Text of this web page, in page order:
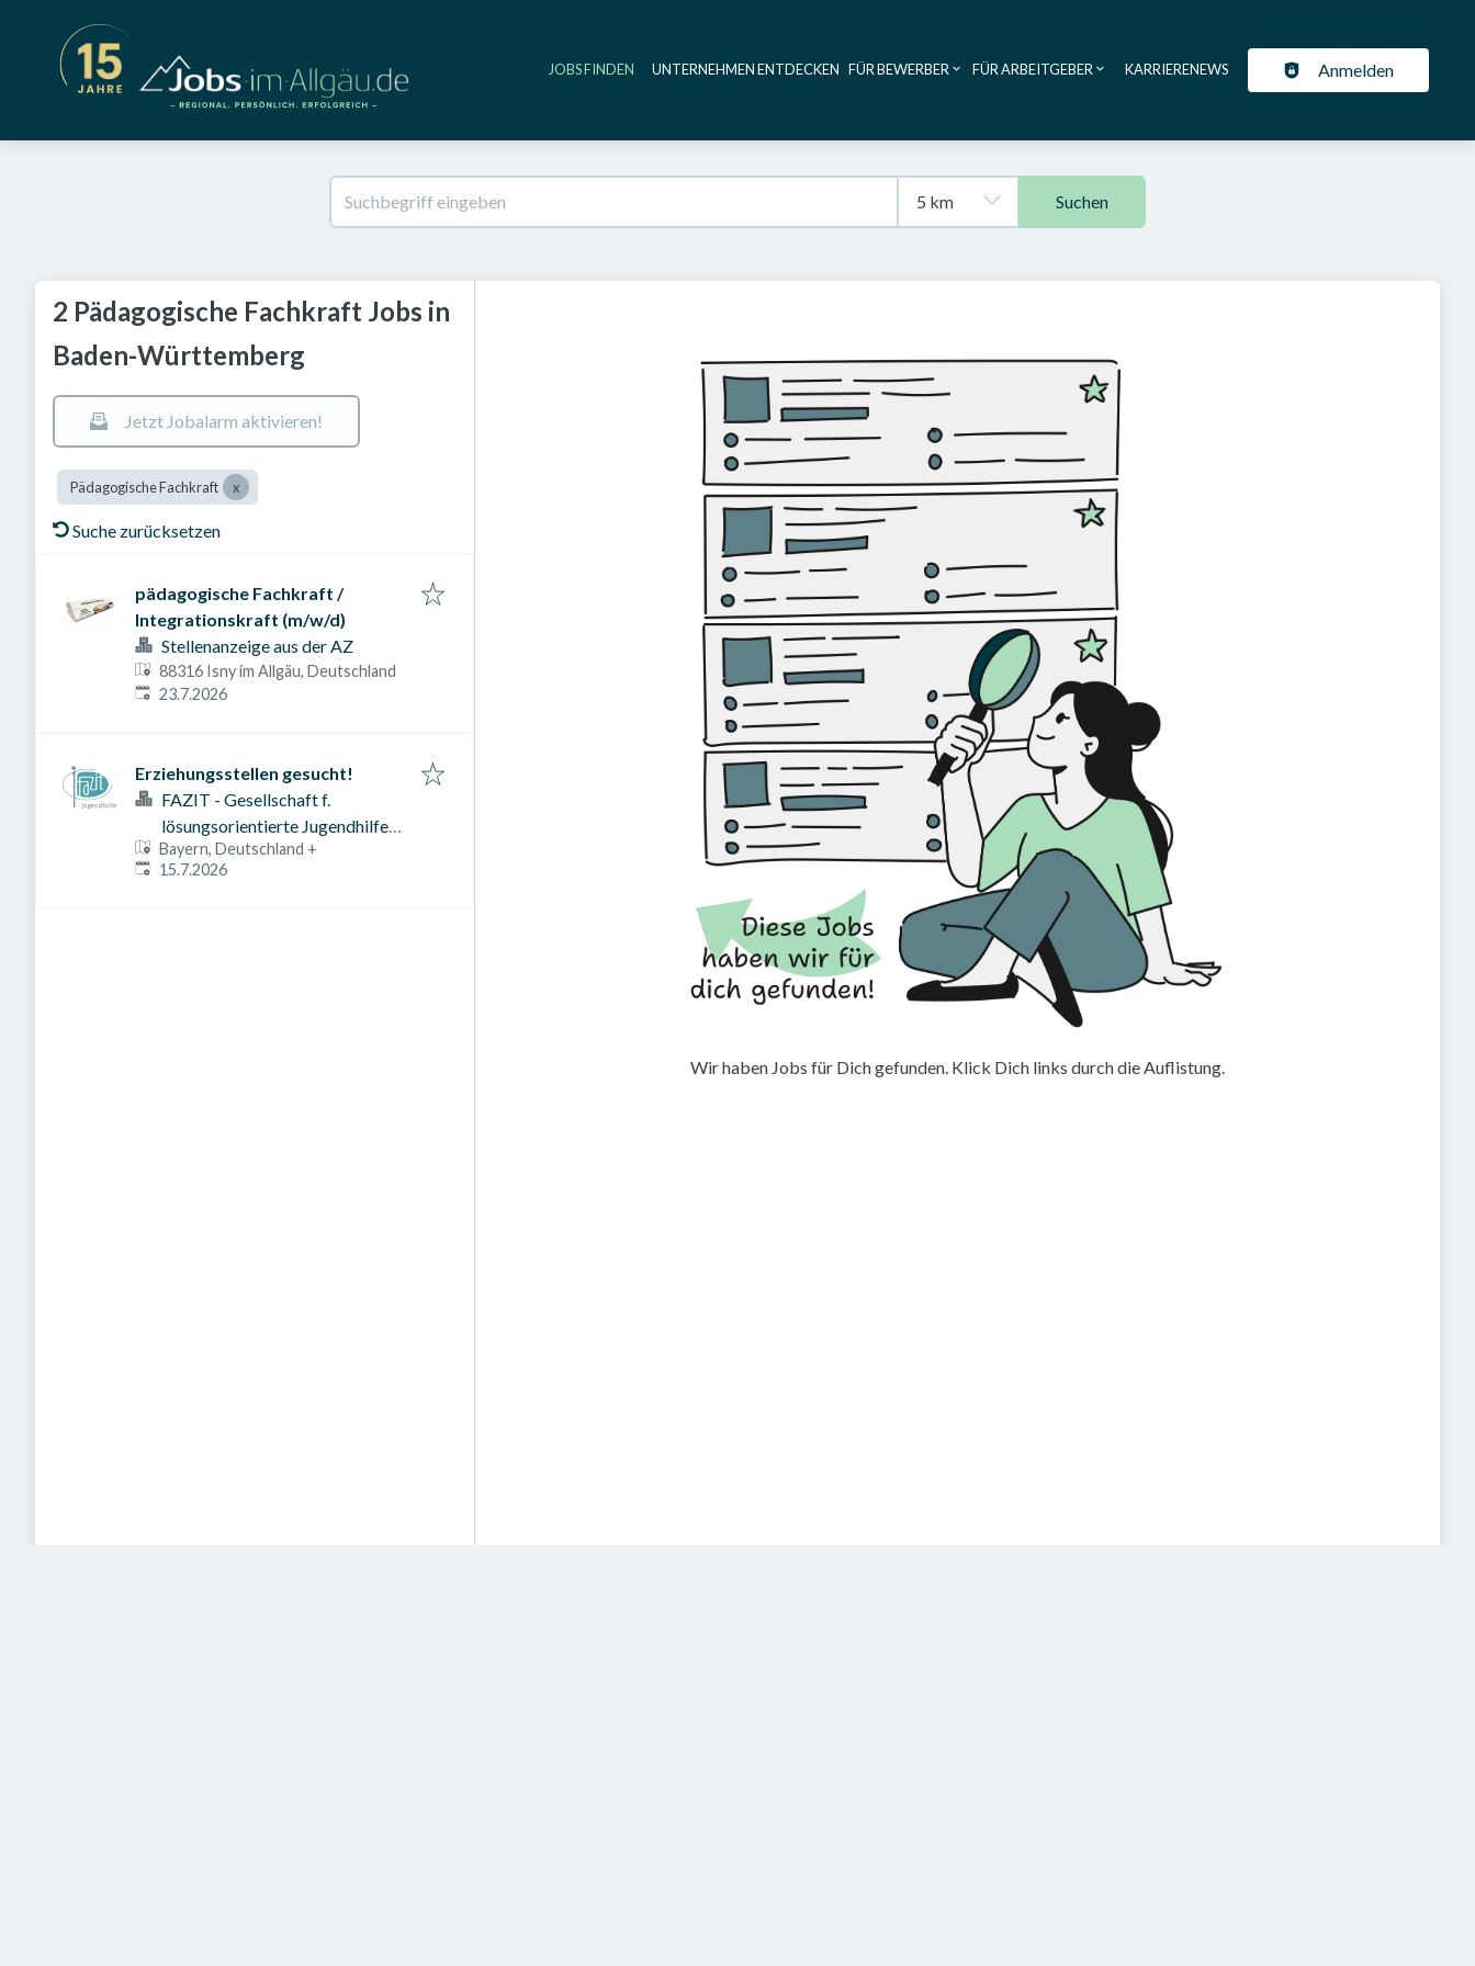
Haupt-Navigation
JOBS FINDEN UNTERNEHMEN ENTDECKEN FÜR BEWERBER FÜR ARBEITGEBER KARRIERENEWS Anmelden
Suchen
2 Pädagogische Fachkraft Jobs in
Baden-Württemberg
Jetzt Jobalarm aktivieren!
Pädagogische Fachkraft
Suche zurücksetzen
pädagogische Fachkraft /
Integrationskraft (m/w/d)
Stellenanzeige aus der AZ
88316 Isny im Allgäu, Deutschland
Veröffentlicht am
23.7.2026
Erziehungsstellen gesucht!
FAZIT - Gesellschaft f.
lösungsorientierte Jugendhilfe
mbH
Bayern, Deutschland +
Veröffentlicht am
15.7.2026
Wir haben Jobs für Dich gefunden. Klick Dich links durch die Auflistung.